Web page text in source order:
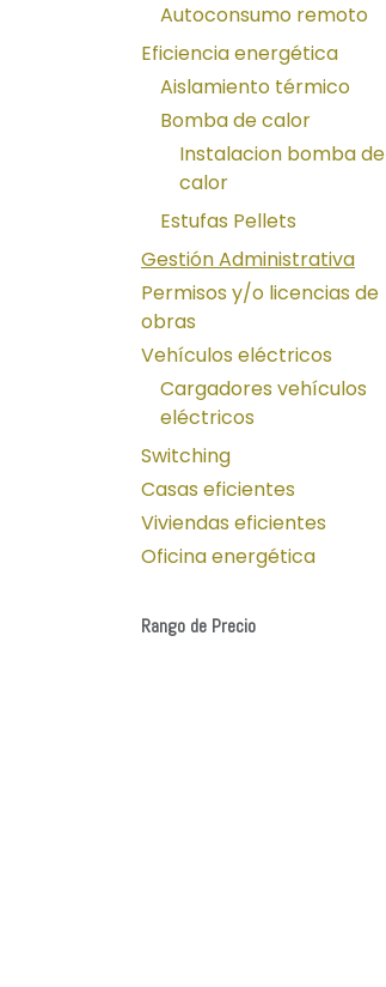
Autoconsumo remoto
Eficiencia energética
Aislamiento térmico
Bomba de calor
Instalacion bomba de
calor
Estufas Pellets
Gestión Administrativa
Permisos y/o licencias de
obras
Vehículos eléctricos
Cargadores vehículos
eléctricos
Switching
Casas eficientes
Viviendas eficientes
Oficina energética
Rango de Precio